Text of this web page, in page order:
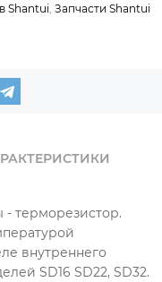
Shantui Запчасти Shantui
- терморезистор.
внутреннего
SD16 SD22, SD32.